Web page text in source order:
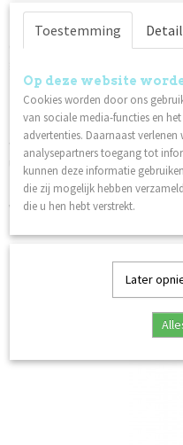
Toepassing:
Breng de lijm rechtstreeks
de nagel en houd hem een
lange houdbaarheid.
Bewaren:
Koel en donker. Zorg
van UV-licht staat.
uitharding, evenals droog
zomer.
Veiligheidsinformatieblad:
Ook interessant
Toestemming
Op deze website
Cookies worden door ons
van sociale media-functies en
advertenties. Daarnaast
analysepartners toegang tot
kunnen deze informatie
die zij mogelijk hebben
die u hen hebt verstrekt.
Later